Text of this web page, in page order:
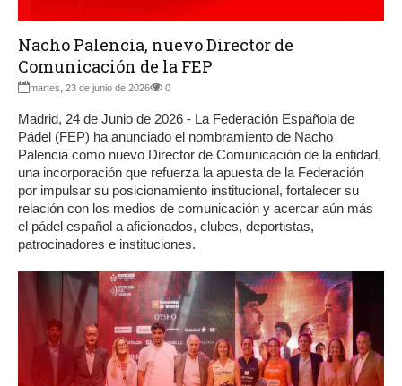
Nacho Palencia, nuevo Director de
Comunicación de la FEP
martes, 23 de junio de 2026 0
Madrid, 24 de Junio de 2026 - La Federación Española de
Pádel (FEP) ha anunciado el nombramiento de Nacho
Palencia como nuevo Director de Comunicación de la entidad,
una incorporación que refuerza la apuesta de la Federación
por impulsar su posicionamiento institucional, fortalecer su
relación con los medios de comunicación y acercar aún más
el pádel español a aficionados, clubes, deportistas,
patrocinadores e instituciones.